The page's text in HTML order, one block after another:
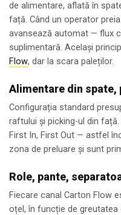
de alimentare, aflată în
față. Când un operator
avansează automat — flux
suplimentară. Același
Flow, dar la scara paleților.
Alimentare din spate,
Configurația standard
raftului și picking-ul din
First In, First Out — astfel
zona de preluare și sunt
Role, pante,
Fiecare canal Carton Flow
oțel, în funcție de greutatea